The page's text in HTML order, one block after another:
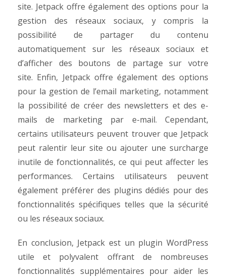
site. Jetpack offre également des options pour la
gestion des réseaux sociaux, y compris la
possibilité de partager du contenu
automatiquement sur les réseaux sociaux et
d’afficher des boutons de partage sur votre
site. Enfin, Jetpack offre également des options
pour la gestion de l’email marketing, notamment
la possibilité de créer des newsletters et des e-
mails de marketing par e-mail. Cependant,
certains utilisateurs peuvent trouver que Jetpack
peut ralentir leur site ou ajouter une surcharge
inutile de fonctionnalités, ce qui peut affecter les
performances. Certains utilisateurs peuvent
également préférer des plugins dédiés pour des
fonctionnalités spécifiques telles que la sécurité
ou les réseaux sociaux.
En conclusion, Jetpack est un plugin WordPress
utile et polyvalent offrant de nombreuses
fonctionnalités supplémentaires pour aider les